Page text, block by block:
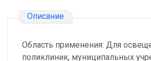
Описание
Область применения: Для
поликлиник, муниципальных